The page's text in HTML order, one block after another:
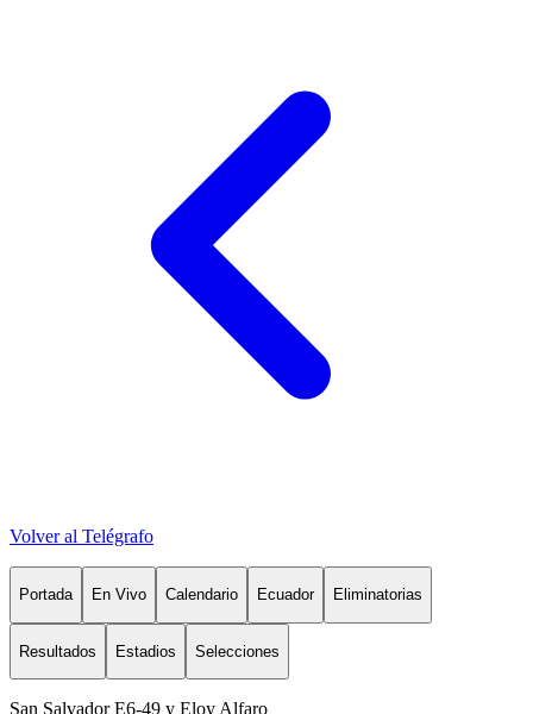
Volver al Telégrafo
Portada En Vivo Calendario Ecuador Eliminatorias
Resultados Estadios Selecciones
San Salvador E6-49 y Eloy Alfaro